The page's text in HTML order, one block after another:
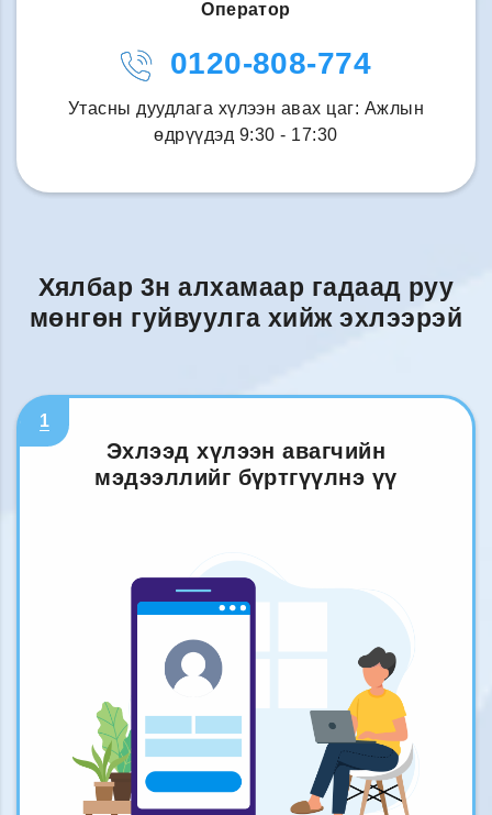
Оператор
0120-808-774
Утасны дуудлага хүлээн авах цаг: Ажлын
өдрүүдэд 9:30 - 17:30
Хялбар 3н алхамаар гадаад руу
мөнгөн гуйвуулга хийж эхлээрэй
1
Эхлээд хүлээн авагчийн
мэдээллийг бүртгүүлнэ үү